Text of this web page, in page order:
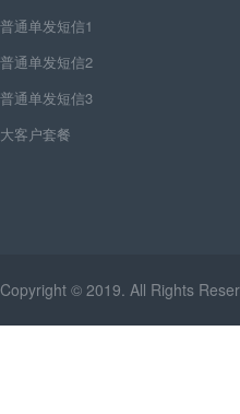
普通单发短信1
普通单发短信2
普通单发短信3
大客户套餐
Copyright © 2019. All Rights